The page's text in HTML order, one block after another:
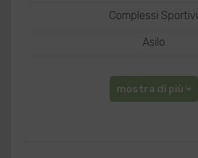
Complessi Sportivi
Asilo
mostra di più